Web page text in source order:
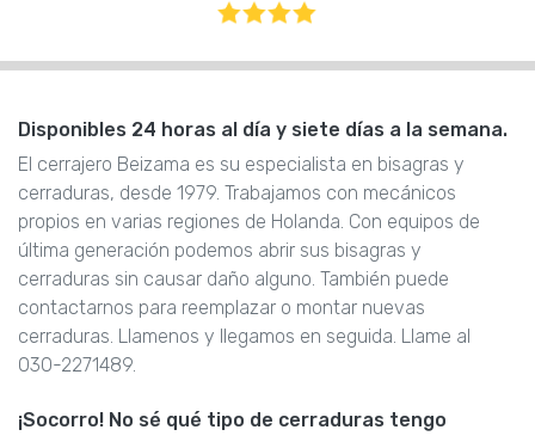
Disponibles 24 horas al día y siete días a la semana.
El cerrajero Beizama es su especialista en bisagras y
cerraduras, desde 1979. Trabajamos con mecánicos
propios en varias regiones de Holanda. Con equipos de
última generación podemos abrir sus bisagras y
cerraduras sin causar daño alguno. También puede
contactarnos para reemplazar o montar nuevas
cerraduras. Llamenos y llegamos en seguida. Llame al
030-2271489.
¡Socorro! No sé qué tipo de cerraduras tengo